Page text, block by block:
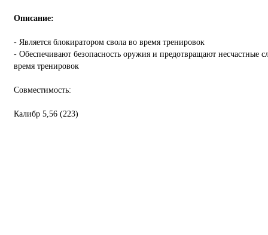
Описание:
- Является блокиратором свола во время тренировок
- Обеспечивают безопасность оружия и предотвращают несчастные
время тренировок
Совместимость:
Калибр 5,56 (223)